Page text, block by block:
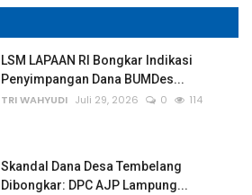
LSM LAPAAN RI Bongkar Indikasi
Penyimpangan Dana BUMDes...
TRI WAHYUDI Juli 29, 2026 0 114
Skandal Dana Desa Tembelang
Dibongkar: DPC AJP Lampung...